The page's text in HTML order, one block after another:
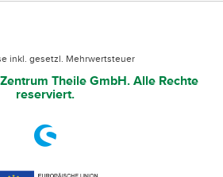
inkl. gesetzl. Mehrwertsteuer
Theile GmbH. Alle Rechte
reserviert.